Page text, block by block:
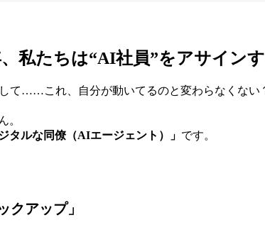
私たちは“AI社員”をアサインす
て……これ、自分が動いてるのと変わらなくない
。
ジタルな同僚（AIエージェント）」 です。
クアップ」